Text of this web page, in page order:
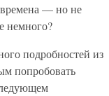
времена — но не
немного?
подробностей из
попробовать